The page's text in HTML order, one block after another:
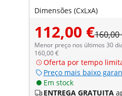
Dimensões (CxLxA)
112,00 €160,00
Menor preço nos últimos 30
160,00 €
Oferta por tempo
Preço mais baixo
Em stock
ENTREGA GRATUITA